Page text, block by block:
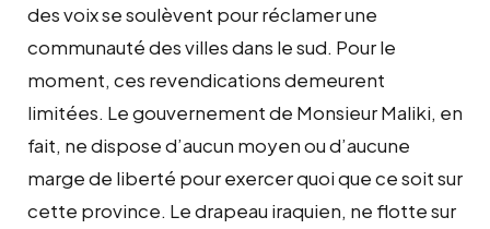
des voix se soulèvent pour réclamer une
communauté des villes dans le sud. Pour le
moment, ces revendications demeurent
limitées. Le gouvernement de Monsieur Maliki, en
fait, ne dispose d’aucun moyen ou d’aucune
marge de liberté pour exercer quoi que ce soit sur
cette province. Le drapeau iraquien, ne flotte sur